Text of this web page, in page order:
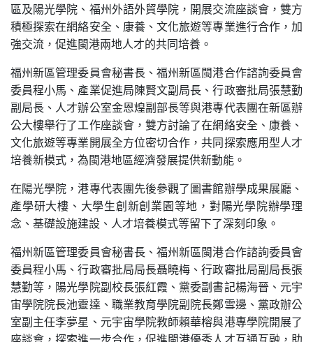
區及陽光學院、福州外語外貿學院，開展交流座談會，雙方
積極探索在網絡安全、康養、文化旅遊等專業進行合作，加
強交流，促進閩港兩地人才的共同培養。
福州新區管理委員會秘書長、福州新區閩港合作諮詢委員會
委員程小馬、產業促進局陳賢文副局長、行政審批局張慧勤
副局長、人才辦公室金恩煌副部長等與港專代表團在新區辦
公大樓舉行了工作座談會，雙方討論了在網絡安全、康養、
文化旅遊等專業開展全方位密切合作，共同探索應用型人才
培養新模式，為閩港地區經濟發展提供新動能。
在陽光學院，港專代表團先後參觀了圖書館辦學成果展廳、
產學研大樓、大學生創新創業園等地，對陽光學院辦學理
念、基礎設施建設、人才培養模式等留下了深刻印象。
福州新區管理委員會秘書長、福州新區閩港合作諮詢委員會
委員程小馬、行政審批局局長聶曉梅、行政審批局副局長張
慧勤等，陽光學院副校長張紅霞、黨委副書記楊海晉、元宇
宙學院院長池靈達、職業教育學院副院長鄭雪邊、黨政辦公
室副主任李夢星、元宇宙學院教師賴華榕與港專學院開展了
座談會，探索進一步合作，促進閩港優秀人才互通互融，助